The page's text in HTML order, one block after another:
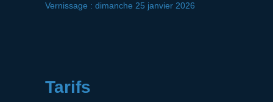
Vernissage : dimanche 25 janvier 2026
Tarifs